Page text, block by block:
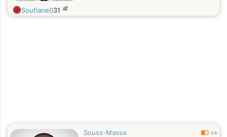
Soufiane031 歳
Souss-Massa 0.6